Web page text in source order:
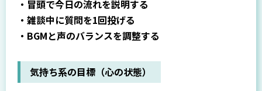
・冒頭で今日の流れを説明する
・雑談中に質問を1回投げる
・BGMと声のバランスを調整する
気持ち系の目標（心の状態）